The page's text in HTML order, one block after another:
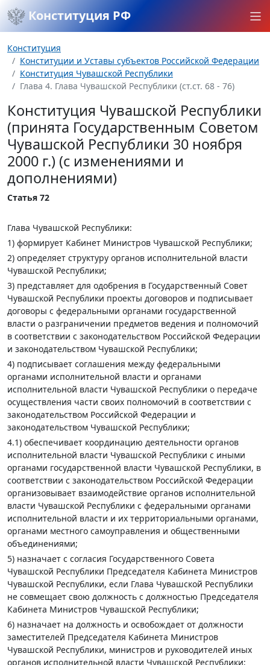
Конституция РФ
Конституция
Конституции и Уставы субъектов Российской Федерации
Конституция Чувашской Республики
Глава 4. Глава Чувашской Республики (ст.ст. 68 - 76)
Конституция Чувашской Республики
(принята Государственным Советом
Чувашской Республики 30 ноября
2000 г.) (с изменениями и
дополнениями)
Статья 72
Глава Чувашской Республики:
1) формирует Кабинет Министров Чувашской Республики;
2) определяет структуру органов исполнительной власти
Чувашской Республики;
3) представляет для одобрения в Государственный Совет
Чувашской Республики проекты договоров и подписывает
договоры с федеральными органами государственной
власти о разграничении предметов ведения и полномочий
в соответствии с законодательством Российской Федерации
и законодательством Чувашской Республики;
4) подписывает соглашения между федеральными
органами исполнительной власти и органами
исполнительной власти Чувашской Республики о передаче
осуществления части своих полномочий в соответствии с
законодательством Российской Федерации и
законодательством Чувашской Республики;
4.1) обеспечивает координацию деятельности органов
исполнительной власти Чувашской Республики с иными
органами государственной власти Чувашской Республики, в
соответствии с законодательством Российской Федерации
организовывает взаимодействие органов исполнительной
власти Чувашской Республики с федеральными органами
исполнительной власти и их территориальными органами,
органами местного самоуправления и общественными
объединениями;
5) назначает с согласия Государственного Совета
Чувашской Республики Председателя Кабинета Министров
Чувашской Республики, если Глава Чувашской Республики
не совмещает свою должность с должностью Председателя
Кабинета Министров Чувашской Республики;
6) назначает на должность и освобождает от должности
заместителей Председателя Кабинета Министров
Чувашской Республики, министров и руководителей иных
органов исполнительной власти Чувашской Республики;